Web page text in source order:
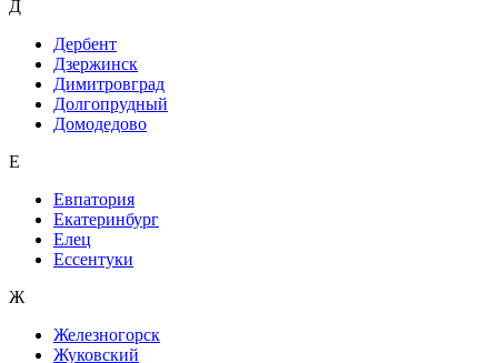
Д
Дербент
Дзержинск
Димитровград
Долгопрудный
Домодедово
Е
Евпатория
Екатеринбург
Елец
Ессентуки
Ж
Железногорск
Жуковский